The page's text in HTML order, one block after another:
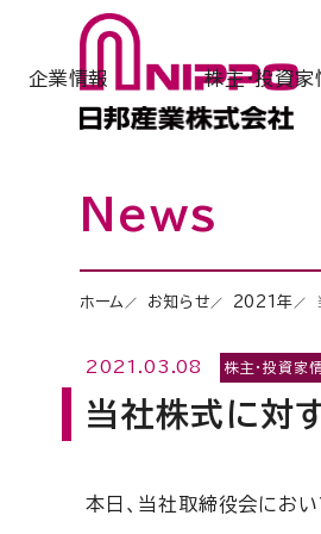
企業情報 株主・投資家
News
ホーム お知らせ 2021年
2021.03.08 株主・投資家
当社株式に対
本日、当社取締役会にお